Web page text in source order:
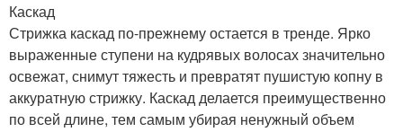
Каскад
Стрижка каскад по-прежнему остается в тренде. Ярко
выраженные ступени на кудрявых волосах значительно
освежат, снимут тяжесть и превратят пушистую копну в
аккуратную стрижку. Каскад делается преимущественно
по всей длине, тем самым убирая ненужный объем